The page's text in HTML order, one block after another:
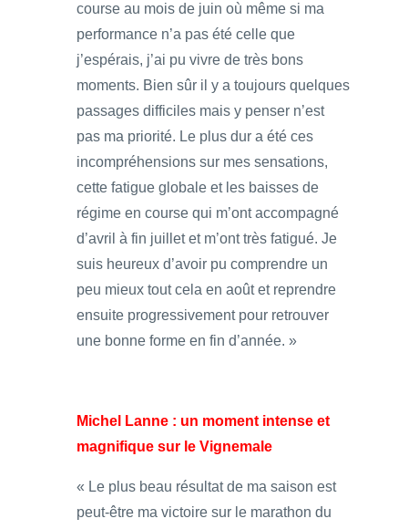
course au mois de juin où même si ma
performance n’a pas été celle que
j’espérais, j’ai pu vivre de très bons
moments. Bien sûr il y a toujours quelques
passages difficiles mais y penser n’est
pas ma priorité. Le plus dur a été ces
incompréhensions sur mes sensations,
cette fatigue globale et les baisses de
régime en course qui m’ont accompagné
d’avril à fin juillet et m’ont très fatigué. Je
suis heureux d’avoir pu comprendre un
peu mieux tout cela en août et reprendre
ensuite progressivement pour retrouver
une bonne forme en fin d’année. »
Michel Lanne : un moment intense et
magnifique sur le Vignemale
« Le plus beau résultat de ma saison est
peut-être ma victoire sur le marathon du